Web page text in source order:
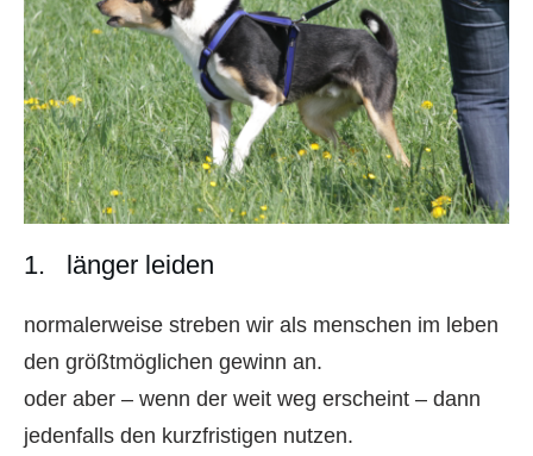
1. länger leiden
normalerweise streben wir als menschen im leben
den größtmöglichen gewinn an.
oder aber – wenn der weit weg erscheint – dann
jedenfalls den kurzfristigen nutzen.